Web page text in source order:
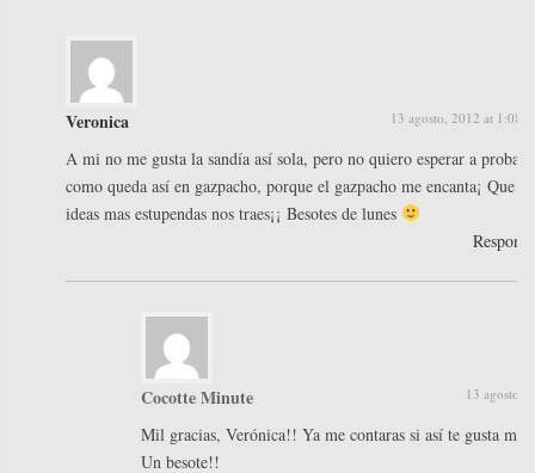
Veronica 13 agosto, 2012 at 1:08
A mi no me gusta la sandía así sola, pero no quiero esperar a probar
como queda así en gazpacho, porque el gazpacho me encanta¡ Que
ideas mas estupendas nos traes¡¡ Besotes de lunes
Cocotte Minute 13 agosto,
Mil gracias, Verónica!! Ya me contaras si así te gusta
Un besote!!